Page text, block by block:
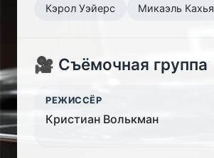
Кэрол Уэйерс
Микаэль Кахья
🎥 Съёмочная группа
РЕЖИССЁР
Кристиан Волькман